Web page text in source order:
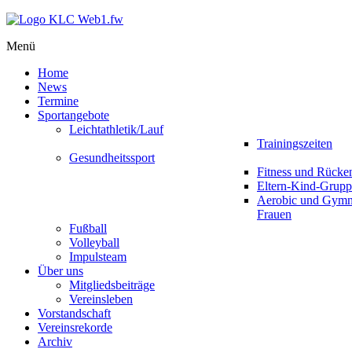
Menü
Home
News
Termine
Sportangebote
Leichtathletik/Lauf
Trainingszeiten
Gesundheitssport
Fitness und
Eltern-Kind-
Aerobic und
Frauen
Fußball
Volleyball
Impulsteam
Über uns
Mitgliedsbeiträge
Vereinsleben
Vorstandschaft
Vereinsrekorde
Archiv